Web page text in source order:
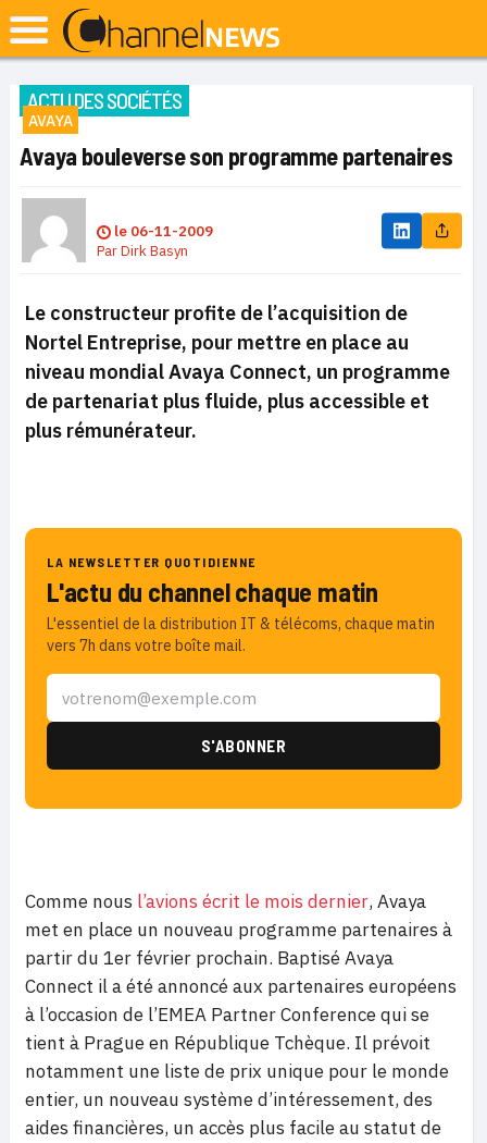
ACTU DES SOCIÉTÉS
AVAYA
Avaya bouleverse son programme partenaires
le 06-11-2009
ParDirk Basyn
Le constructeur profite de l’acquisition de
Nortel Entreprise, pour mettre en place au
niveau mondial Avaya Connect, un programme
de partenariat plus fluide, plus accessible et
plus rémunérateur.
LA NEWSLETTER QUOTIDIENNE
L'actu du channel chaque matin
L'essentiel de la distribution IT & télécoms, chaque matin
vers 7h dans votre boîte mail.
Comme nous l’avions écrit le mois dernier, Avaya
met en place un nouveau programme partenaires à
partir du 1er février prochain. Baptisé Avaya
Connect il a été annoncé aux partenaires européens
à l’occasion de l’EMEA Partner Conference qui se
tient à Prague en République Tchèque. Il prévoit
notamment une liste de prix unique pour le monde
entier, un nouveau système d’intéressement, des
aides financières, un accès plus facile au statut de